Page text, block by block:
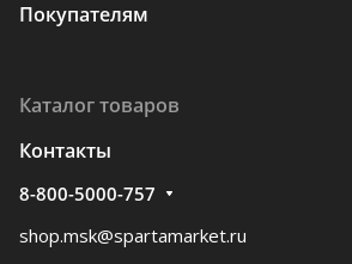
Покупателям
Каталог товаров
Контакты
8-800-5000-757
shop.msk@spartamarket.ru